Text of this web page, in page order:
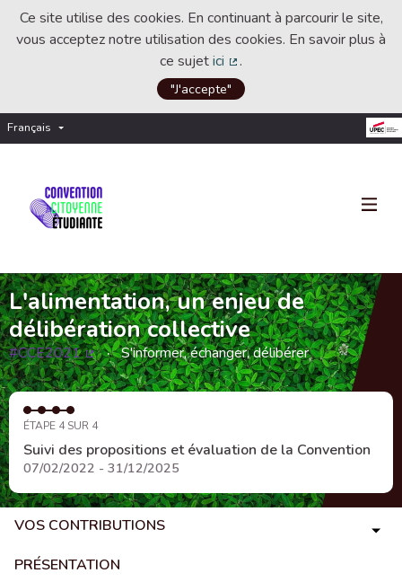
Ce site utilise des cookies. En continuant à parcourir le site,
vous acceptez notre utilisation des cookies. En savoir plus à
ce sujetici
(Lien externe)
.
"J'accepte"
Français Choisir la langue
L'alimentation, un enjeu de
délibération collective
#CCE2021
(Lien externe)
S'informer, échanger, délibérer
ÉTAPE 4 SUR 4
Suivi des propositions et évaluation de la Convention
07/02/2022 - 31/12/2025
VOS CONTRIBUTIONS
PRÉSENTATION